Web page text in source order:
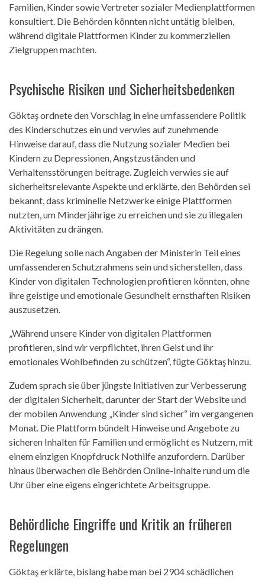
Familien, Kinder sowie Vertreter sozialer Medienplattformen
konsultiert. Die Behörden könnten nicht untätig bleiben,
während digitale Plattformen Kinder zu kommerziellen
Zielgruppen machten.
Psychische Risiken und Sicherheitsbedenken
Göktaş ordnete den Vorschlag in eine umfassendere Politik
des Kinderschutzes ein und verwies auf zunehmende
Hinweise darauf, dass die Nutzung sozialer Medien bei
Kindern zu Depressionen, Angstzuständen und
Verhaltensstörungen beitrage. Zugleich verwies sie auf
sicherheitsrelevante Aspekte und erklärte, den Behörden sei
bekannt, dass kriminelle Netzwerke einige Plattformen
nutzten, um Minderjährige zu erreichen und sie zu illegalen
Aktivitäten zu drängen.
Die Regelung solle nach Angaben der Ministerin Teil eines
umfassenderen Schutzrahmens sein und sicherstellen, dass
Kinder von digitalen Technologien profitieren könnten, ohne
ihre geistige und emotionale Gesundheit ernsthaften Risiken
auszusetzen.
„Während unsere Kinder von digitalen Plattformen
profitieren, sind wir verpflichtet, ihren Geist und ihr
emotionales Wohlbefinden zu schützen“, fügte Göktaş hinzu.
Zudem sprach sie über jüngste Initiativen zur Verbesserung
der digitalen Sicherheit, darunter der Start der Website und
der mobilen Anwendung „Kinder sind sicher“ im vergangenen
Monat. Die Plattform bündelt Hinweise und Angebote zu
sicheren Inhalten für Familien und ermöglicht es Nutzern, mit
einem einzigen Knopfdruck Nothilfe anzufordern. Darüber
hinaus überwachen die Behörden Online-Inhalte rund um die
Uhr über eine eigens eingerichtete Arbeitsgruppe.
Behördliche Eingriffe und Kritik an früheren
Regelungen
Göktaş erklärte, bislang habe man bei 2904 schädlichen